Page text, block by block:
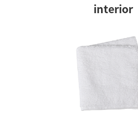
interior